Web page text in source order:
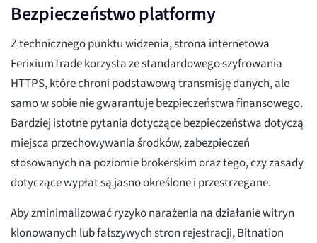
Bezpieczeństwo platformy
Z technicznego punktu widzenia, strona internetowa
FerixiumTrade korzysta ze standardowego szyfrowania
HTTPS, które chroni podstawową transmisję danych, ale
samo w sobie nie gwarantuje bezpieczeństwa finansowego.
Bardziej istotne pytania dotyczące bezpieczeństwa dotyczą
miejsca przechowywania środków, zabezpieczeń
stosowanych na poziomie brokerskim oraz tego, czy zasady
dotyczące wypłat są jasno określone i przestrzegane.
Aby zminimalizować ryzyko narażenia na działanie witryn
klonowanych lub fałszywych stron rejestracji, Bitnation